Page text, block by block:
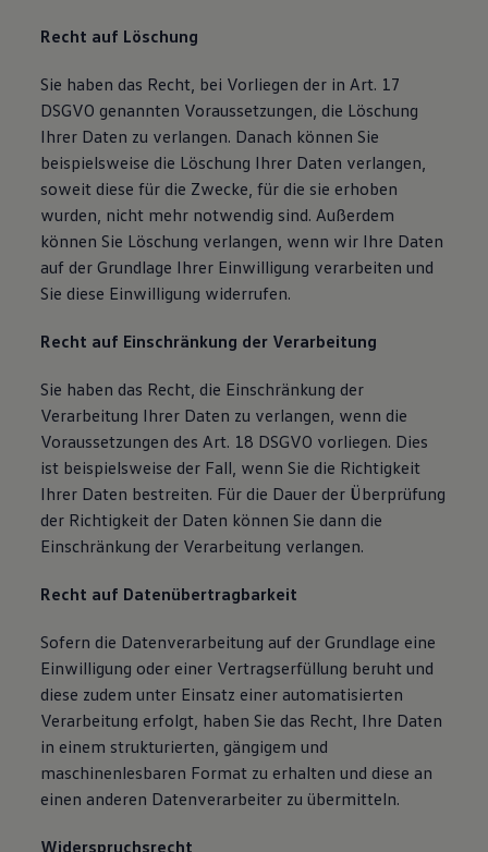
Recht auf Löschung
Sie haben das Recht, bei Vorliegen der in Art. 17
DSGVO genannten Voraussetzungen, die Löschung
Ihrer Daten zu verlangen. Danach können Sie
beispielsweise die Löschung Ihrer Daten verlangen,
soweit diese für die Zwecke, für die sie erhoben
wurden, nicht mehr notwendig sind. Außerdem
können Sie Löschung verlangen, wenn wir Ihre Daten
auf der Grundlage Ihrer Einwilligung verarbeiten und
Sie diese Einwilligung widerrufen.
Recht auf Einschränkung der Verarbeitung
Sie haben das Recht, die Einschränkung der
Verarbeitung Ihrer Daten zu verlangen, wenn die
Voraussetzungen des Art. 18 DSGVO vorliegen. Dies
ist beispielsweise der Fall, wenn Sie die Richtigkeit
Ihrer Daten bestreiten. Für die Dauer der Überprüfung
der Richtigkeit der Daten können Sie dann die
Einschränkung der Verarbeitung verlangen.
Recht auf Datenübertragbarkeit
Sofern die Datenverarbeitung auf der Grundlage eine
Einwilligung oder einer Vertragserfüllung beruht und
diese zudem unter Einsatz einer automatisierten
Verarbeitung erfolgt, haben Sie das Recht, Ihre Daten
in einem strukturierten, gängigem und
maschinenlesbaren Format zu erhalten und diese an
einen anderen Datenverarbeiter zu übermitteln.
Widerspruchsrecht